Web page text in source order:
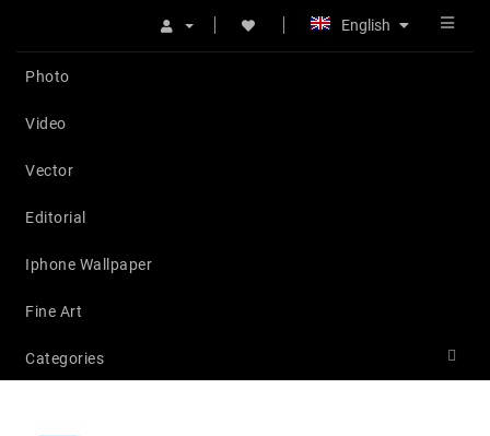
English
Photo
Video
Vector
Editorial
Iphone Wallpaper
Fine Art
Categories